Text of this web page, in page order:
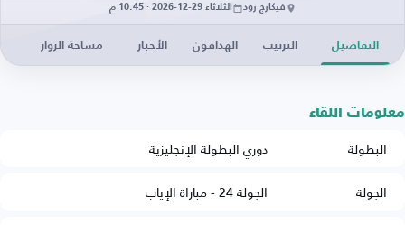
فيكارج رود الثلاثاء 29-12-2026 · 10:45 م
التفاصيل الترتيب الهدافون الأخبار مساحة الزوار
معلومات اللقاء
البطولة
دوري البطولة الإنجليزية
الجولة
الجولة 24 - مباراة الإياب